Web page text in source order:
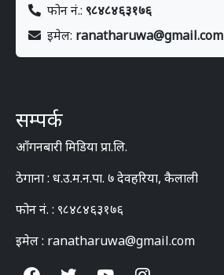
फोन नं.: ९८४८४६३१७६
इमेल: ranatharuwa@gmail.com
सम्पर्क
आँगनबारी मिडिया प्रा.लि.
ठेगाना : ध.उ.म.न.पा. ७ देवहरिया, कैलाली
फोन नं. : ९८४८४६३१७६
इमेल : ranatharuwa@gmail.com